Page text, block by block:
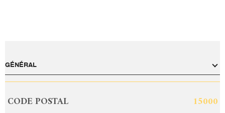
GÉNÉRAL
Caractérisque Valeurs
CODE POSTAL
15000